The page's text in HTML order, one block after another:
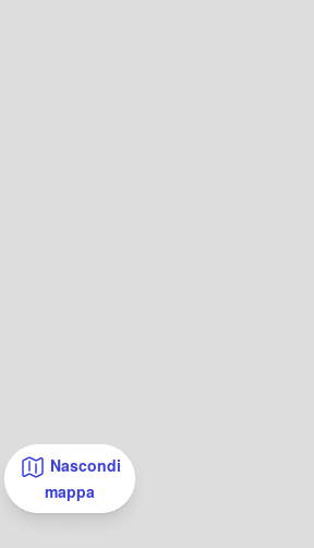
Nascondi
mappa